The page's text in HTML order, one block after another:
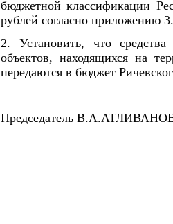
бюджетной классификации
рублей согласно приложению 3.
2. Установить, что
объектов, находящихся на
передаются в бюджет
Председатель